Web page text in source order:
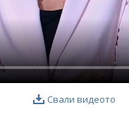
Свали видеото